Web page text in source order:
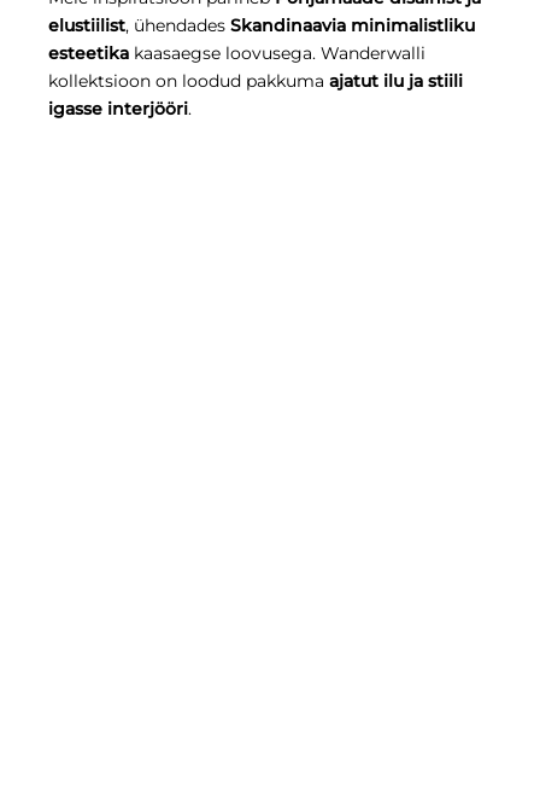
elustiilist, ühendades Skandinaavia minimalistliku
esteetikakaasaegse loovusega. Wanderwalli
kollektsioon on loodud pakkuma ajatut ilu ja stiili
igasse interjööri.